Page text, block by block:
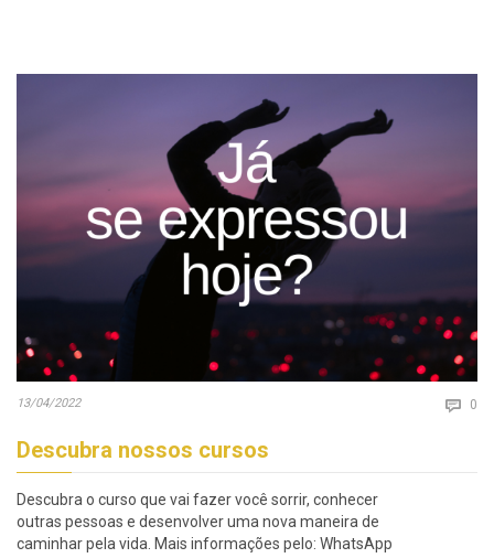
13/04/2022  0
Descubra nossos cursos
Descubra o curso que vai fazer você sorrir, conhecer
outras pessoas e desenvolver uma nova maneira de
caminhar pela vida. Mais informações pelo: WhatsApp